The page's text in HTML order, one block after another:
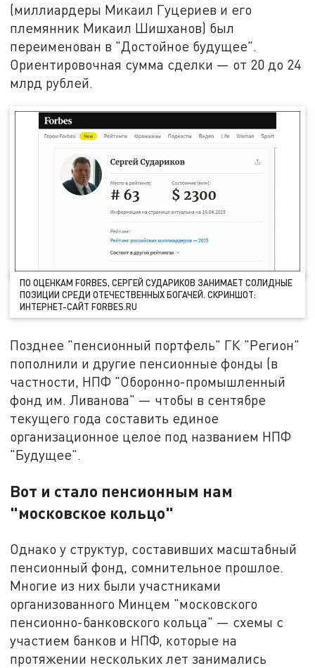
(миллиардеры Микаил Гуцериев и его
племянник Микаил Шишханов) был
переименован в "Достойное будущее".
Ориентировочная сумма сделки — от 20 до 24
млрд рублей.
ПО ОЦЕНКАМ FORBES, СЕРГЕЙ СУДАРИКОВ ЗАНИМАЕТ СОЛИДНЫЕ
ПОЗИЦИИ СРЕДИ ОТЕЧЕСТВЕННЫХ БОГАЧЕЙ. СКРИНШОТ:
ИНТЕРНЕТ-САЙТ FORBES.RU
Позднее "пенсионный портфель" ГК "Регион"
пополнили и другие пенсионные фонды (в
частности, НПФ "Оборонно-промышленный
фонд им. Ливанова" — чтобы в сентябре
текущего года составить единое
организационное целое под названием НПФ
"Будущее".
Вот и стало пенсионным нам
"московское кольцо"
Однако у структур, составивших масштабный
пенсионный фонд, сомнительное прошлое.
Многие из них были участниками
организованного Минцем "московского
пенсионно-банковского кольца" — схемы с
участием банков и НПФ, которые на
протяжении нескольких лет занимались